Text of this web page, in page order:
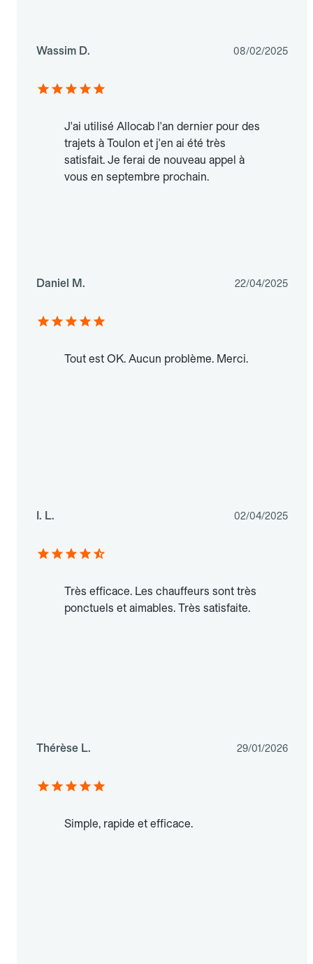
Wassim D. 08/02/2025
J'ai utilisé Allocab l'an dernier pour des
trajets à Toulon et j'en ai été très
satisfait. Je ferai de nouveau appel à
vous en septembre prochain.
Daniel M. 22/04/2025
Tout est OK. Aucun problème. Merci.
I. L. 02/04/2025
Très efficace. Les chauffeurs sont très
ponctuels et aimables. Très satisfaite.
Thérèse L. 29/01/2026
Simple, rapide et efficace.